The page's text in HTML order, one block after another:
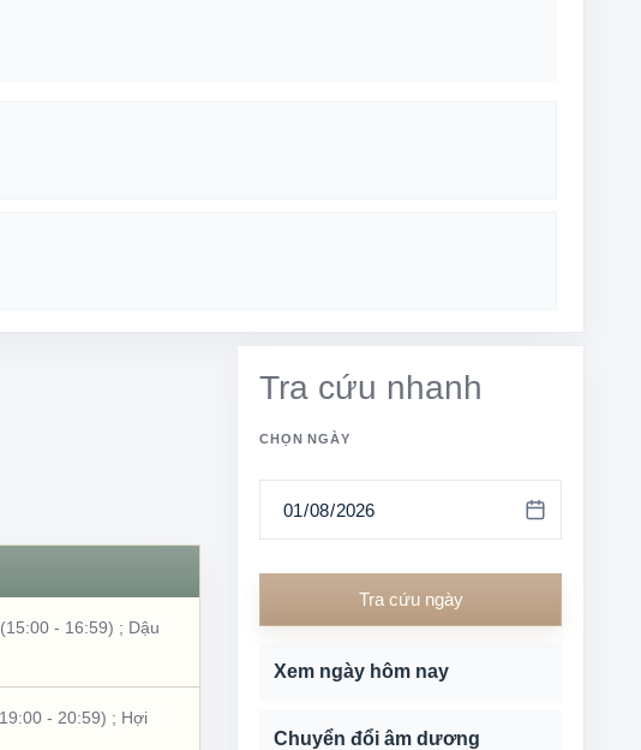
- 16:59) ; Dậu
- 20:59) ; Hợi
Tra cứu nhanh
CHỌN NGÀY
Tra cứu ngày
Xem ngày hôm nay
Chuyển đổi âm dương